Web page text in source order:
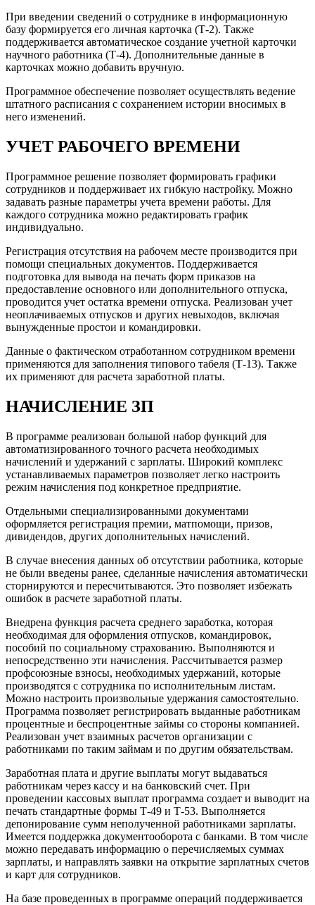
При введении сведений о сотруднике в информационную
базу формируется его личная карточка (Т-2). Также
поддерживается автоматическое создание учетной карточки
научного работника (Т-4). Дополнительные данные в
карточках можно добавить вручную.
Программное обеспечение позволяет осуществлять ведение
штатного расписания с сохранением истории вносимых в
него изменений.
УЧЕТ РАБОЧЕГО ВРЕМЕНИ
Программное решение позволяет формировать графики
сотрудников и поддерживает их гибкую настройку. Можно
задавать разные параметры учета времени работы. Для
каждого сотрудника можно редактировать график
индивидуально.
Регистрация отсутствия на рабочем месте производится при
помощи специальных документов. Поддерживается
подготовка для вывода на печать форм приказов на
предоставление основного или дополнительного отпуска,
проводится учет остатка времени отпуска. Реализован учет
неоплачиваемых отпусков и других невыходов, включая
вынужденные простои и командировки.
Данные о фактическом отработанном сотрудником времени
применяются для заполнения типового табеля (Т-13). Также
их применяют для расчета заработной платы.
НАЧИСЛЕНИЕ ЗП
В программе реализован большой набор функций для
автоматизированного точного расчета необходимых
начислений и удержаний с зарплаты. Широкий комплекс
устанавливаемых параметров позволяет легко настроить
режим начисления под конкретное предприятие.
Отдельными специализированными документами
оформляется регистрация премии, матпомощи, призов,
дивидендов, других дополнительных начислений.
В случае внесения данных об отсутствии работника, которые
не были введены ранее, сделанные начисления автоматически
сторнируются и пересчитываются. Это позволяет избежать
ошибок в расчете заработной платы.
Внедрена функция расчета среднего заработка, которая
необходимая для оформления отпусков, командировок,
пособий по социальному страхованию. Выполняются и
непосредственно эти начисления. Рассчитывается размер
профсоюзные взносы, необходимых удержаний, которые
производятся с сотрудника по исполнительным листам.
Можно настроить произвольные удержания самостоятельно.
Программа позволяет регистрировать выданные работникам
процентные и беспроцентные займы со стороны компанией.
Реализован учет взаимных расчетов организации с
работниками по таким займам и по другим обязательствам.
Заработная плата и другие выплаты могут выдаваться
работникам через кассу и на банковский счет. При
проведении кассовых выплат программа создает и выводит на
печать стандартные формы Т-49 и Т-53. Выполняется
депонирование сумм неполученной работниками зарплаты.
Имеется поддержка документооборота с банками. В том числе
можно передавать информацию о перечисляемых суммах
зарплаты, и направлять заявки на открытие зарплатных счетов
и карт для сотрудников.
На базе проведенных в программе операций поддерживается